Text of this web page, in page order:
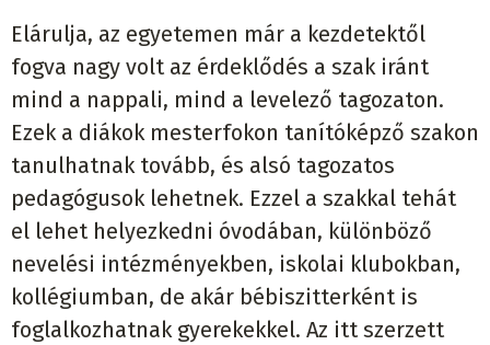
Elárulja, az egyetemen már a kezdetektől
fogva nagy volt az érdeklődés a szak iránt
mind a nappali, mind a levelező tagozaton.
Ezek a diákok mesterfokon tanítóképző szakon
tanulhatnak tovább, és alsó tagozatos
pedagógusok lehetnek. Ezzel a szakkal tehát
el lehet helyezkedni óvodában, különböző
nevelési intézményekben, iskolai klubokban,
kollégiumban, de akár bébiszitterként is
foglalkozhatnak gyerekekkel. Az itt szerzett